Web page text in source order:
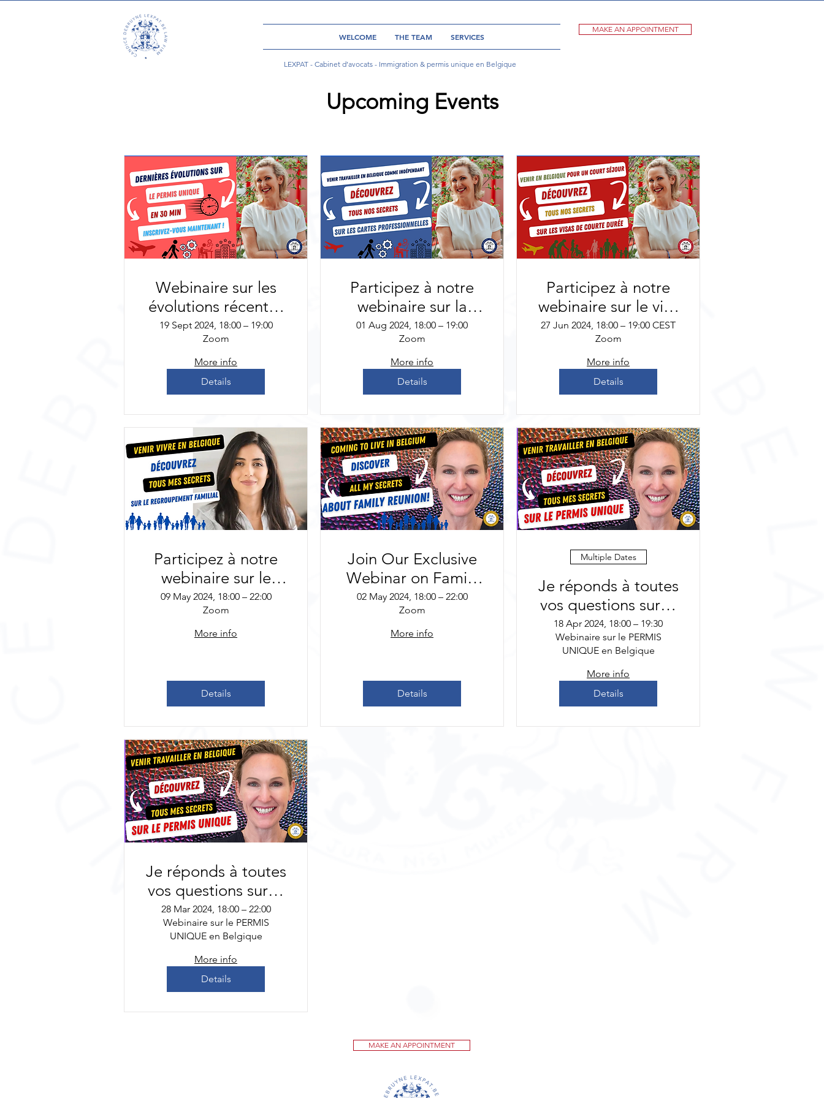
WELCOME THE TEAM SERVICES
MAKE AN APPOINTMENT
LEXPAT - Cabinet d’avocats - Immigration & permis unique en Belgique
Upcoming Events
Webinaire sur les
évolutions récentes
du permis unique +
Session questions-
réponses
19 Sept 2024, 18:00 – 19:00
Zoom
More info
Details
Participez à notre
webinaire sur la
carte
professionnelle et
posez-nous toutes
vos questions sur le
01 Aug 2024, 18:00 – 19:00
Zoom
More info
Details
Participez à notre
webinaire sur le visa
C ou "visa de
courte durée" pour
la Belgique.
27 Jun 2024, 18:00 – 19:00 CEST
Zoom
More info
Details
Participez à notre
webinaire sur le
regroupement
familial en français
et en espagnol!
09 May 2024, 18:00 – 22:00
Zoom
More info
Details
Join Our Exclusive
Webinar on Family
Reunification –
Participez à notre
webinaire sur le
02 May 2024, 18:00 – 22:00
Zoom
More info
Details
Multiple Dates
Je réponds à toutes
vos questions sur le
PERMIS UNIQUE le
18 avril!
18 Apr 2024, 18:00 – 19:30
Webinaire sur le PERMIS
UNIQUE en Belgique
More info
Details
Je réponds à toutes
vos questions sur le
PERMIS UNIQUE le
28 mars 2024 à 18h!
28 Mar 2024, 18:00 – 22:00
Webinaire sur le PERMIS
UNIQUE en Belgique
More info
Details
MAKE AN APPOINTMENT